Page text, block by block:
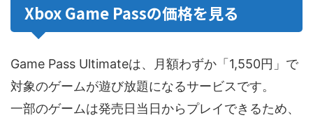
Xbox Game Passの価格を見る
Game Pass Ultimateは、月額わずか「1,550円」で
対象のゲームが遊び放題になるサービスです。
一部のゲームは発売日当日からプレイできるため、